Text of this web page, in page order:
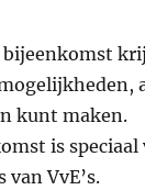
kunt maken.
is
van VvE’s.